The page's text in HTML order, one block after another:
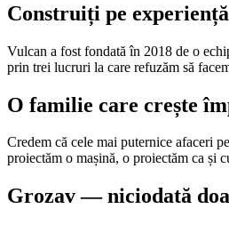
Construiți pe experiență
Vulcan a fost fondată în 2018 de o
prin trei lucruri la care refuzăm să
O familie care crește
Credem că cele mai puternice afaceri
proiectăm o mașină, o proiectăm ca și
Grozav — niciodată